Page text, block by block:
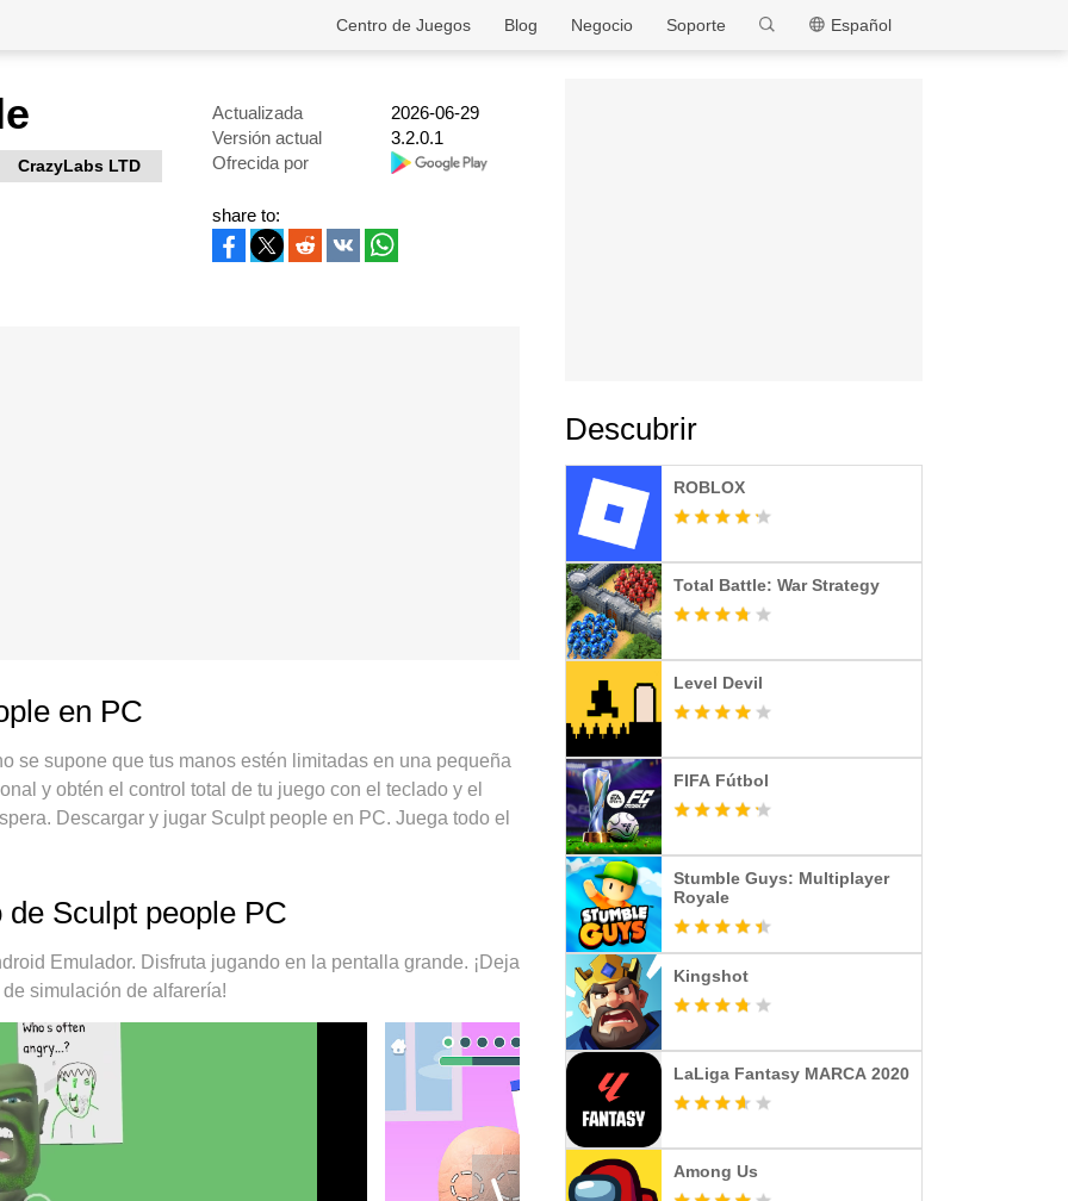
MEmu
Español
Soporte
Negocio
Blog
Centro de Juegos
CrazyLabs LTD
Actualizada
2026-06-29
Versión actual
3.2.0.1
Ofrecida por
share to:
en PC
se supone que tus manos estén limitadas en una pequeña
y obtén el control total de tu juego con el teclado y el
Descargar y jugar Sculpt people en PC. Juega todo el
datos móviles y llamadas molestas. El nuevo MEmu 9
people en un verdadero juego de PC. Codificado con
múltiples hace posible jugar 2 o más cuentas en el mismo
motor de emulación puede liberar todo el potencial de
no solo cómo juegas, sino también todo el proceso de
Sculpt people PC
Emulador. Disfruta jugando en la pentalla grande. ¡Deja
simulación de alfarería!
Descubrir
ROBLOX
Total Battle: War Strategy
Level Devil
FIFA Fútbol
Stumble Guys: Multiplayer
Royale
Kingshot
LaLiga Fantasy MARCA️ 2020
Among Us